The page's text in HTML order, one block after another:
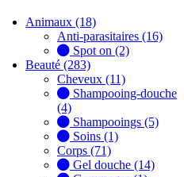
Animaux (18)
Anti-parasitaires (16)
Spot on (2)
Beauté (283)
Cheveux (11)
Shampooing-douche
(4)
Shampooings (5)
Soins (1)
Corps (71)
Gel douche (14)